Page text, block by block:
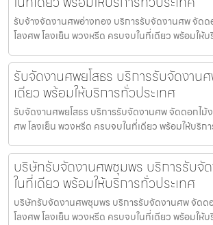
รับจ้างจัดงานศพอ่างทอง บริการรับจัดงานศพ จัดด
โลงศพ โลงเย็น พวงหรีด ครบจบในที่เดียว พร้อมให้
รับจัดงานศพยโสธร บริการรับจัดงาน
เดียว พร้อมให้บริการทั่วประเทศ
รับจัดงานศพยโสธร บริการรับจัดงานศพ จัดดอกไม้
ศพ โลงเย็น พวงหรีด ครบจบในที่เดียว พร้อมให้บริก
บริษัทรับจัดงานศพชุมพร บริการรับจั
ในที่เดียว พร้อมให้บริการทั่วประเทศ
บริษัทรับจัดงานศพชุมพร บริการรับจัดงานศพ จัดด
โลงศพ โลงเย็น พวงหรีด ครบจบในที่เดียว พร้อมให้